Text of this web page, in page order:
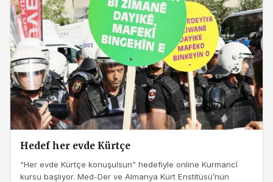
Hedef her evde Kürtçe
“Her evde Kürtçe konuşulsun” hedefiyle online Kurmancî
kursu başlıyor. Med-Der ve Almanya Kürt Enstitüsü’nün